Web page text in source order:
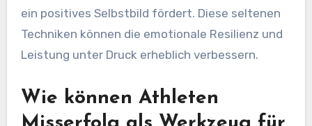
verbessern. Achtsamkeitsmeditation fördert
das Bewusstsein für Gedanken und Gefühle,
sodass Athleten auf Herausforderungen
beurteilen. Selbstaffirmation beinhaltet das
Erkennen persönlicher Stärken und Erfolge, was